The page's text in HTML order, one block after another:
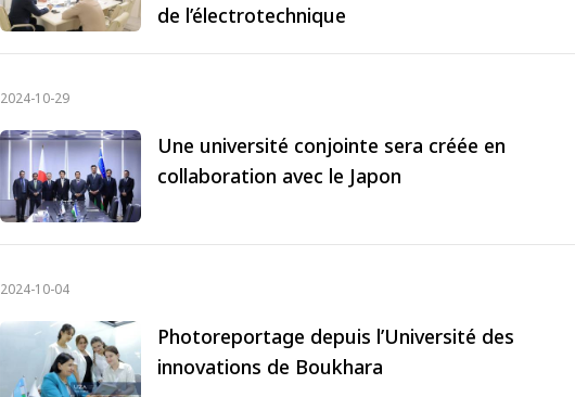
de l’électrotechnique
2024-10-29
Une université conjointe sera créée en
collaboration avec le Japon
2024-10-04
Photoreportage depuis l’Université des
innovations de Boukhara